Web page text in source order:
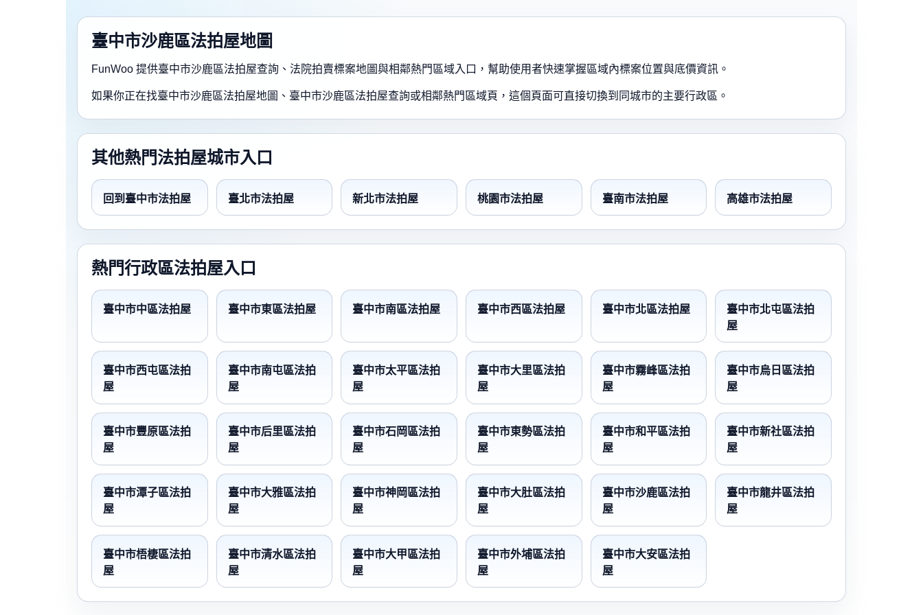
臺中市沙鹿區法拍屋地圖
FunWoo 提供臺中市沙鹿區法拍屋查詢、法院拍賣標案地圖與相鄰熱門區域入口，幫助使用者快速掌握區域內標案位置與底價資訊。
如果你正在找臺中市沙鹿區法拍屋地圖、臺中市沙鹿區法拍屋查詢或相鄰熱門區域頁，這個頁面可直接切換到同城市的主要行政區。
其他熱門法拍屋城市入口
回到臺中市法拍屋 臺北市法拍屋 新北市法拍屋 桃園市法拍屋 臺南市法拍屋 高雄市法拍屋
熱門行政區法拍屋入口
臺中市中區法拍屋 臺中市東區法拍屋 臺中市南區法拍屋 臺中市西區法拍屋 臺中市北區法拍屋
臺中市北屯區法拍
屋
臺中市西屯區法拍
屋
臺中市南屯區法拍
屋
臺中市太平區法拍
屋
臺中市大里區法拍
屋
臺中市霧峰區法拍
屋
臺中市烏日區法拍
屋
臺中市豐原區法拍
屋
臺中市后里區法拍
屋
臺中市石岡區法拍
屋
臺中市東勢區法拍
屋
臺中市和平區法拍
屋
臺中市新社區法拍
屋
臺中市潭子區法拍
屋
臺中市大雅區法拍
屋
臺中市神岡區法拍
屋
臺中市大肚區法拍
屋
臺中市沙鹿區法拍
屋
臺中市龍井區法拍
屋
臺中市梧棲區法拍
屋
臺中市清水區法拍
屋
臺中市大甲區法拍
屋
臺中市外埔區法拍
屋
臺中市大安區法拍
屋